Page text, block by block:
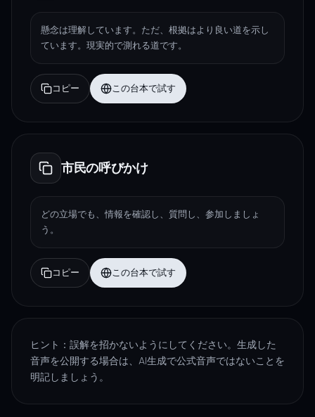
懸念は理解しています。ただ、根拠はより良い道を示し
ています。現実的で測れる道です。
コピー この台本で試す
市民の呼びかけ
どの立場でも、情報を確認し、質問し、参加しましょ
う。
コピー この台本で試す
ヒント：誤解を招かないようにしてください。生成した
音声を公開する場合は、AI生成で公式音声ではないことを
明記しましょう。